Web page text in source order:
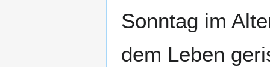
Sonntag im
dem Leben